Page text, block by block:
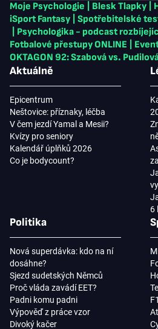
Moje Psychologie Blesk Tlapky
iSport Fantasy
Spotřebitelské
Psychologika - podcast
Fotbalové přestupy ONLINE
OKTAGON 92: Szabová vs.
Aktuálně
Epicentrum
Neštovice: příznaky, léčba
V čem jezdí Yamal a Mesii?
Kvízy pro seniory
Kalendář úplňků 2026
Co je bodycount?
6
Politika
Nová superdávka: kdo na ní
dosáhne?
Sjezd sudetských Němců
Proč vláda zavádí EET?
Padni komu padni
Výpověď z práce vzor
Divoký kačer